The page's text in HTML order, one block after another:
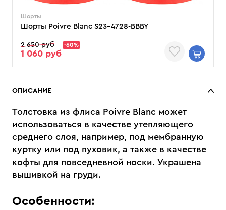
Шорты
Шорты Poivre Blanc S23-4728-BBBY
2 650 руб -60%
1 060 руб
ОПИСАНИЕ
Толстовка из флиса Poivre Blanc может
использоваться в качестве утепляющего
среднего слоя, например, под мембранную
куртку или под пуховик, а также в качестве
кофты для повседневной носки. Украшена
вышивкой на груди.
Особенности: